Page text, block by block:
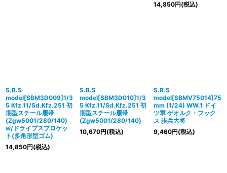
14,850円(税込)
S.B.S
model[SBM3D009]1/3
5 Kfz.11/Sd.Kfz.251 初
期型スチール履帯
(Zgw5001/280/140)
w/ドライブスプロケッ
ト(多角形型ゴム)
14,850円(税込)
S.B.S
model[SBM3D010]1/3
5 Kfz.11/Sd.Kfz.251 初
期型スチール履帯
(Zgw5001/280/140)
10,670円(税込)
S.B.S
model[SBMV75014]75
mm (1/24) WW.1 ドイ
ツ軍 ゲオルク・フック
ス 歩兵大将
9,460円(税込)